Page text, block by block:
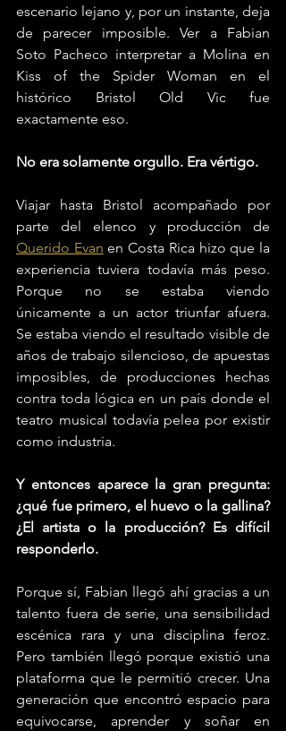
escenario lejano y, por un instante, deja
de parecer imposible. Ver a Fabian
Soto Pacheco interpretar a Molina en
Kiss of the Spider Woman en el
histórico Bristol Old Vic fue
exactamente eso.
No era solamente orgullo. Era vértigo.
Viajar hasta Bristol acompañado por
Querido Evan en Costa Rica hizo que la
experiencia tuviera todavía más peso.
Porque no se estaba viendo
únicamente a un actor triunfar afuera.
Se estaba viendo el resultado visible de
años de trabajo silencioso, de apuestas
imposibles, de producciones hechas
contra toda lógica en un país donde el
teatro musical todavía pelea por existir
como industria.
Y entonces aparece la gran pregunta:
¿qué fue primero, el huevo o la gallina?
¿El artista o la producción? Es difícil
responderlo.
Porque sí, Fabian llegó ahí gracias a un
talento fuera de serie, una sensibilidad
escénica rara y una disciplina feroz.
Pero también llegó porque existió una
plataforma que le permitió crecer. Una
generación que encontró espacio para
equivocarse, aprender y soñar en